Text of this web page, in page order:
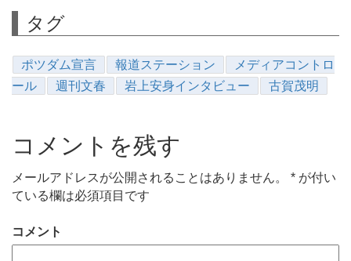
タグ
ポツダム宣言 報道ステーション
メディアコントロ
ール
週刊文春 岩上安身インタビュー 古賀茂明
コメントを残す
メールアドレスが公開されることはありません。 * が付い
ている欄は必須項目です
コメント